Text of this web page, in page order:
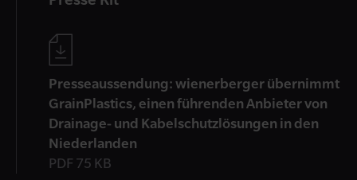
Presseaussendung: wienerberger übernimmt
GrainPlastics, einen führenden Anbieter von
Drainage- und Kabelschutzlösungen in den
Niederlanden
PDF 75 KB